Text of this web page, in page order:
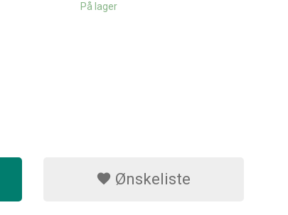
På lager
Ønskeliste